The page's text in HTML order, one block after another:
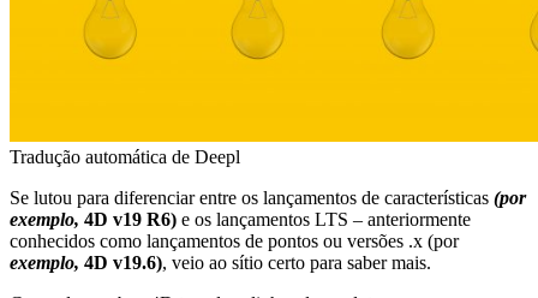
Tradução automática de Deepl
Se lutou para diferenciar entre os lançamentos de características (por
exemplo, 4D v19 R6) e os lançamentos LTS – anteriormente
conhecidos como lançamentos de pontos ou versões .x (por
exemplo, 4D v19.6), veio ao sítio certo para saber mais.